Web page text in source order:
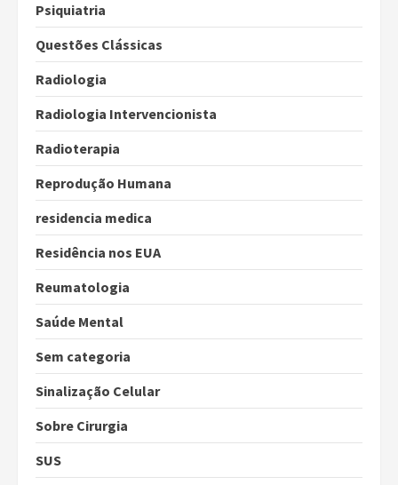
Psiquiatria
Questões Clássicas
Radiologia
Radiologia Intervencionista
Radioterapia
Reprodução Humana
residencia medica
Residência nos EUA
Reumatologia
Saúde Mental
Sem categoria
Sinalização Celular
Sobre Cirurgia
SUS